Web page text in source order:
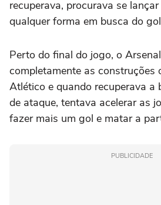
recuperava, procurava se
qualquer forma em busca do
Perto do final do jogo, o
completamente as construções
Atlético e quando recuperava a
de ataque, tentava acelerar as
fazer mais um gol e matar a
PUBLICIDADE